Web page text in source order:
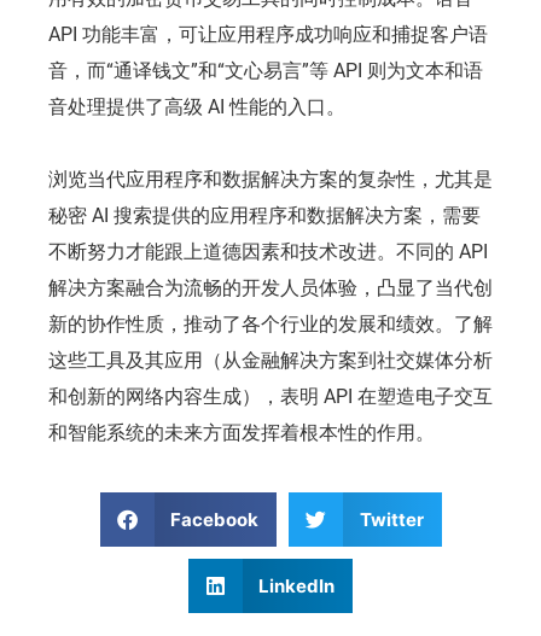
API 功能丰富，可让应用程序成功响应和捕捉客户语
音，而“通译钱文”和“文心易言”等 API 则为文本和语
音处理提供了高级 AI 性能的入口。
浏览当代应用程序和数据解决方案的复杂性，尤其是
秘密 AI 搜索提供的应用程序和数据解决方案，需要
不断努力才能跟上道德因素和技术改进。不同的 API
解决方案融合为流畅的开发人员体验，凸显了当代创
新的协作性质，推动了各个行业的发展和绩效。了解
这些工具及其应用（从金融解决方案到社交媒体分析
和创新的网络内容生成），表明 API 在塑造电子交互
和智能系统的未来方面发挥着根本性的作用。
Facebook Twitter
LinkedIn